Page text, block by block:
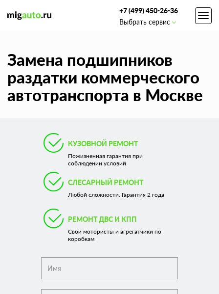
+7 (499) 450-26-36
Выбрать сервис
Замена подшипников
раздатки коммерческого
автотранспорта в Москве
КУЗОВНОЙ РЕМОНТ
Пожизненная гарантия при
соблюдении условий
СЛЕСАРНЫЙ РЕМОНТ
Любой сложности. Гарантия 2 года
РЕМОНТ ДВС И КПП
Свои мотористы и агрегатчики по
коробкам